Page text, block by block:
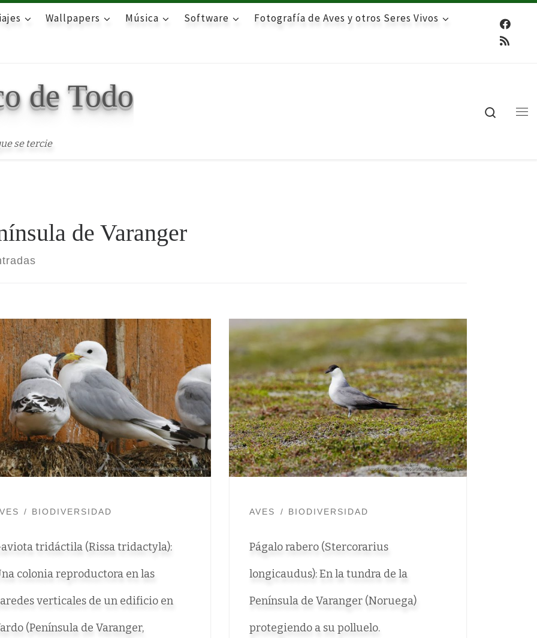
Wallpapers Música Software Fotografía de Aves y otros Seres Vivos
de Todo
se tercie
Search
de Varanger
BIODIVERSIDAD
tridáctila (Rissa tridactyla):
colonia reproductora en las
verticales de un edificio en
(Península de Varanger,
AVES BIODIVERSIDAD
Págalo rabero (Stercorarius
longicaudus): En la tundra de la
Península de Varanger (Noruega)
protegiendo a su polluelo.